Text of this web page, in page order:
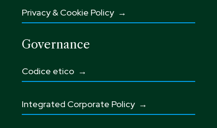
Privacy & Cookie Policy →
Governance
Codice etico →
Integrated Corporate Policy →